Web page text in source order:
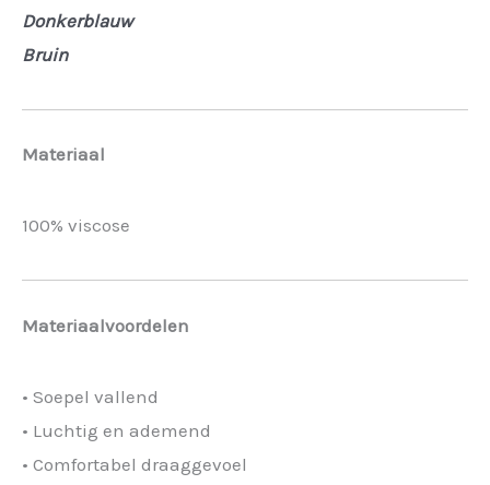
Donkerblauw
Bruin
Materiaal
100% viscose
Materiaalvoordelen
• Soepel vallend
• Luchtig en ademend
• Comfortabel draaggevoel